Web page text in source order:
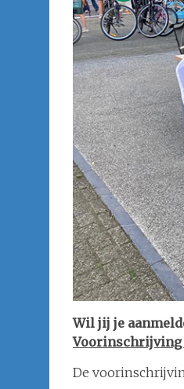
Wil jij je
Voorinschrijving
De